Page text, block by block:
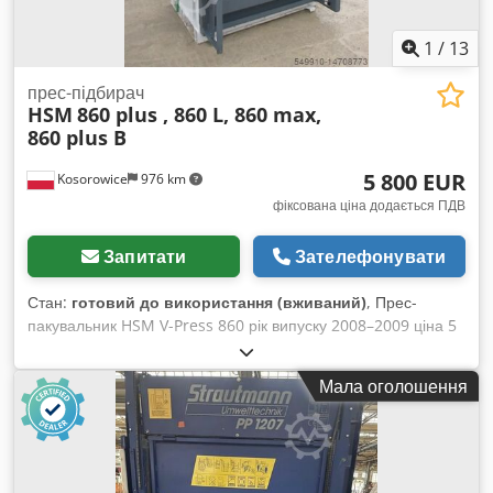
1 / 13
Kosorowice 976 km
прес-підбирач
HSM 860 plus , 860 L, 860 max,
860 plus B
5 800 EUR
фіксована ціна додається ПДВ
Запитати Зателефонувати
Стан: готовий до використання (вживаний), Прес-
пакувальник HSM V-Press 860 рік випуску 2008–2009 ціна 5
800 євро Сила стиску: 54 кН Одиничне зусилля тиску: 63,46
Н/см² Потужність приводу: 7,5 кВт Час робочого циклу: 25
сек Висота завантаження: 1110 мм Ширина x висота
завантажувального отвору: 1195 x 650 мм Довжина x
ширина x висота тюка: 1200 x 780 x 1200 мм Вага тюка: 480
кг Габарити машини (Ш x Г x В): 1797 x 1247 x 2985 мм Вага
машини: 2008 кг Тип витратного матеріалу: дріт Матеріал
Мала оголошення